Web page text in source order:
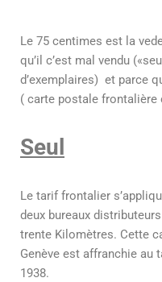
Le 75 centimes est la
qu’il c’est mal vendu
d’exemplaires) et parce
( carte postale frontalière
Seul
Le tarif frontalier
deux bureaux
trente Kilomètres. Cette
Genève est affranchie au
1938.